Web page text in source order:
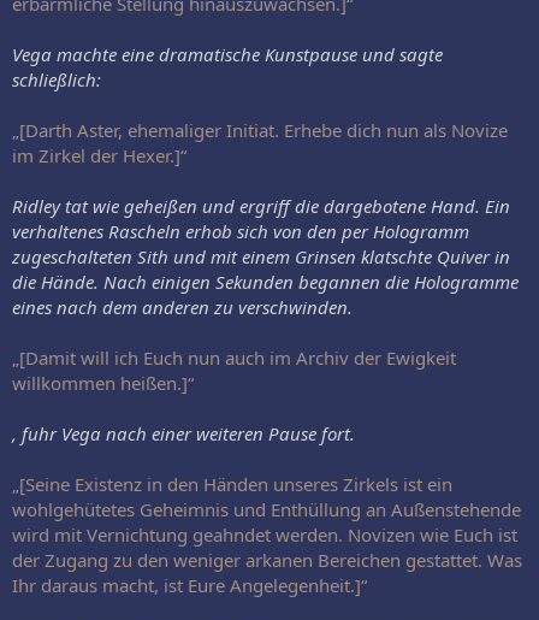
Vega machte eine dramatische Kunstpause und sagte
schließlich:
„[Darth Aster, ehemaliger Initiat. Erhebe dich nun als Novize
im Zirkel der Hexer.]“
Ridley tat wie geheißen und ergriff die dargebotene Hand. Ein
verhaltenes Rascheln erhob sich von den per Hologramm
zugeschalteten Sith und mit einem Grinsen klatschte Quiver in
die Hände. Nach einigen Sekunden begannen die Hologramme
eines nach dem anderen zu verschwinden.
„[Damit will ich Euch nun auch im Archiv der Ewigkeit
willkommen heißen.]“
, fuhr Vega nach einer weiteren Pause fort.
„[Seine Existenz in den Händen unseres Zirkels ist ein
wohlgehütetes Geheimnis und Enthüllung an Außenstehende
wird mit Vernichtung geahndet werden. Novizen wie Euch ist
der Zugang zu den weniger arkanen Bereichen gestattet. Was
Ihr daraus macht, ist Eure Angelegenheit.]“